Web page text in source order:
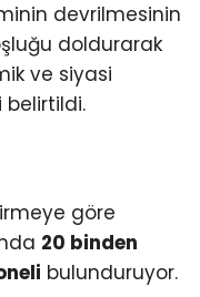
devrilmesinin
doldurarak
ve siyasi
göre
20 binden
bulunduruyor.